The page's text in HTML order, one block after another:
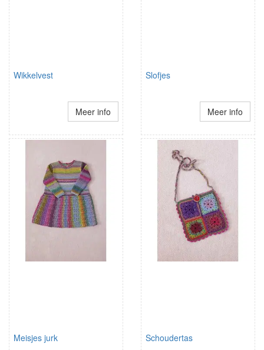
Wikkelvest
Meer info
Slofjes
Meer info
Meisjes jurk Schoudertas